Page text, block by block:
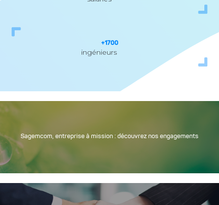
+1700
ingénieurs
Sagemcom, entreprise à mission : découvrez nos engagements